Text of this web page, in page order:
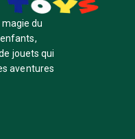
du
jouets qui
aventures